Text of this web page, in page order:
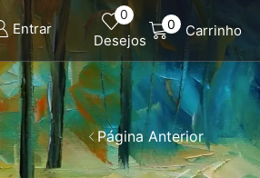
Entrar
0
Desejos
0 Carrinho
Página Anterior